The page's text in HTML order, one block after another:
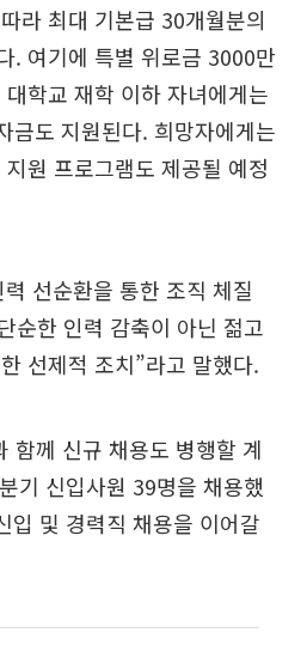
라 최대 기본급 30개월분의
. 여기에 특별 위로금 3000만
학교 재학 이하 자녀에게는
금도 지원된다. 희망자에게는
원 프로그램도 제공될 예정
선순환을 통한 조직 체질
순한 인력 감축이 아닌 젊고
선제적 조치”라고 말했다.
함께 신규 채용도 병행할 계
기 신입사원 39명을 채용했
입 및 경력직 채용을 이어갈